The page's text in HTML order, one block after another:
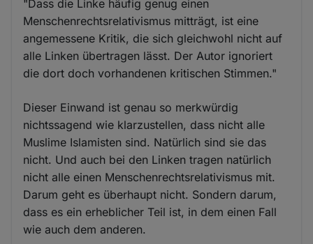
"Dass die Linke häufig genug einen
Menschenrechtsrelativismus mitträgt, ist eine
angemessene Kritik, die sich gleichwohl nicht auf
alle Linken übertragen lässt. Der Autor ignoriert
die dort doch vorhandenen kritischen Stimmen."
Dieser Einwand ist genau so merkwürdig
nichtssagend wie klarzustellen, dass nicht alle
Muslime Islamisten sind. Natürlich sind sie das
nicht. Und auch bei den Linken tragen natürlich
nicht alle einen Menschenrechtsrelativismus mit.
Darum geht es überhaupt nicht. Sondern darum,
dass es ein erheblicher Teil ist, in dem einen Fall
wie auch dem anderen.